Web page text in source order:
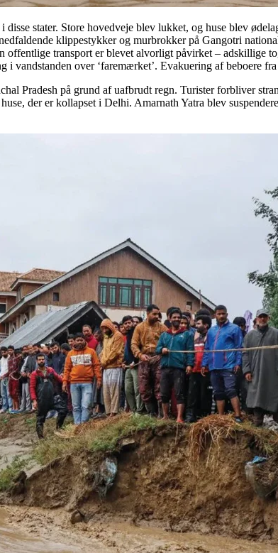
stater. Store hovedveje blev lukket, og huse blev
klippestykker og murbrokker på Gangotri
offentlige transport er blevet alvorligt påvirket – adskillige
vandstanden over ‘faremærket’. Evakuering af beboere
Pradesh på grund af uafbrudt regn. Turister forbliver
der er kollapset i Delhi. Amarnath Yatra blev